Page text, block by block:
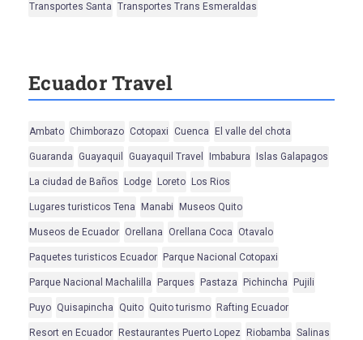
Transportes Santa Transportes Trans Esmeraldas
Ecuador Travel
Ambato Chimborazo Cotopaxi Cuenca El valle del chota
Guaranda Guayaquil Guayaquil Travel Imbabura Islas Galapagos
La ciudad de Baños Lodge Loreto Los Rios
Lugares turisticos Tena Manabi Museos Quito
Museos de Ecuador Orellana Orellana Coca Otavalo
Paquetes turisticos Ecuador Parque Nacional Cotopaxi
Parque Nacional Machalilla Parques Pastaza Pichincha Pujili
Puyo Quisapincha Quito Quito turismo Rafting Ecuador
Resort en Ecuador Restaurantes Puerto Lopez Riobamba Salinas